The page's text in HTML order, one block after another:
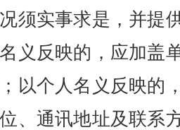
实事求是，并提
义反映的，应加盖
以个人名义反映的
位、通讯地址及联系